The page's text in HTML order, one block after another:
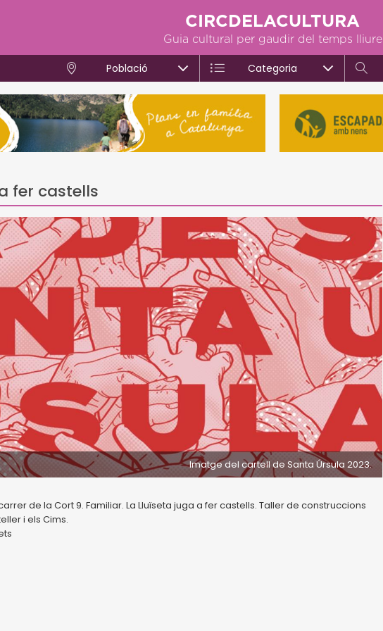
CIRCDELACULTURA
Guia cultural per gaudir del temps lliure
Població Categoria
fer castells
Imatge del cartell de Santa Úrsula 2023.
de la Cort 9. Familiar. La Lluïseta juga a fer castells. Taller de construccions
i els Cims.